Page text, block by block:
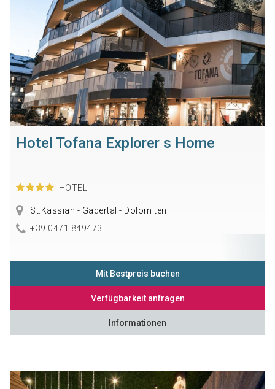
Hotel Tofana Explorer s Home
HOTEL
St.Kassian - Gadertal - Dolomiten
+39 0471 849473
Mit Bestpreis buchen
Verfügbarkeit anfragen
Informationen